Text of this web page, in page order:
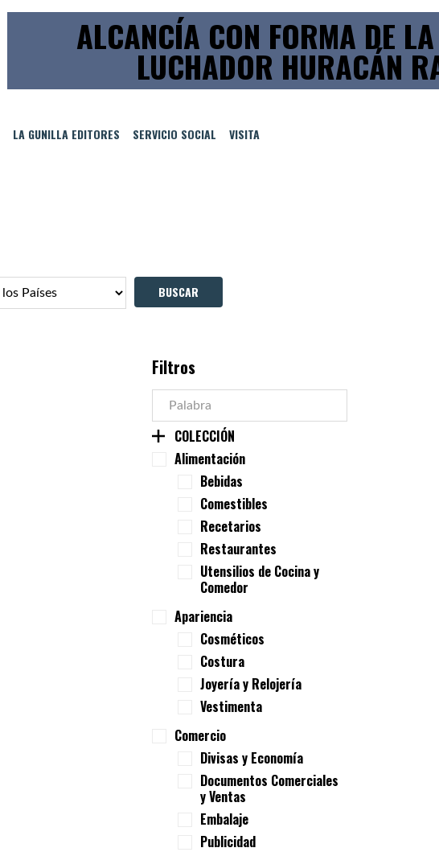
ALCANCÍA CON FORMA DE
LUCHADOR HURACÁN
LA GUNILLA EDITORES SERVICIO SOCIAL VISITA
Filtros
COLECCIÓN
Alimentación
Bebidas
Comestibles
Recetarios
Restaurantes
Utensilios de Cocina y
Comedor
Apariencia
Cosméticos
Costura
Joyería y Relojería
Vestimenta
Comercio
Divisas y Economía
Documentos Comerciales
y Ventas
Embalaje
Publicidad